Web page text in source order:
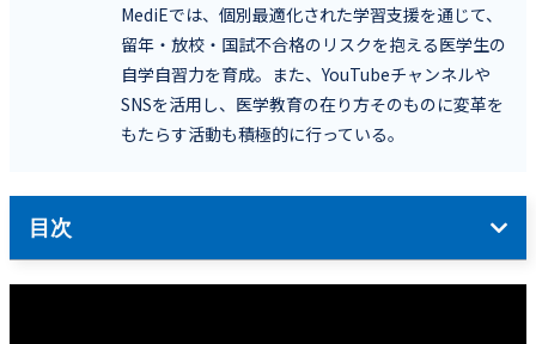
MediEでは、個別最適化された学習支援を通じて、
留年・放校・国試不合格のリスクを抱える医学生の
自学自習力を育成。また、YouTubeチャンネルや
SNSを活用し、医学教育の在り方そのものに変革を
もたらす活動も積極的に行っている。
目次